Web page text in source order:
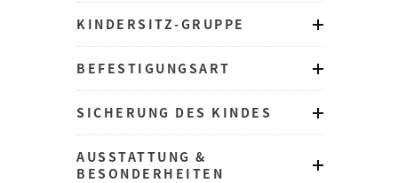
KINDERSITZ-GRUPPE
BEFESTIGUNGSART
SICHERUNG DES KINDES
AUSSTATTUNG &
BESONDERHEITEN